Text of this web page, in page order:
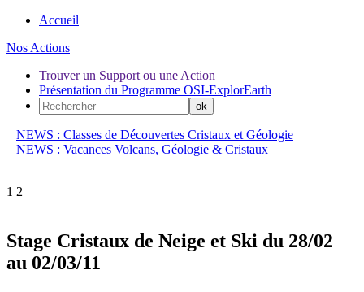
Accueil
Nos Actions
Trouver un Support ou une Action
Présentation du Programme OSI-ExplorEarth
NEWS : Classes de Découvertes Cristaux et Géologie
NEWS : Vacances Volcans, Géologie & Cristaux
1 2
Stage Cristaux de Neige et Ski du 28/02
au 02/03/11